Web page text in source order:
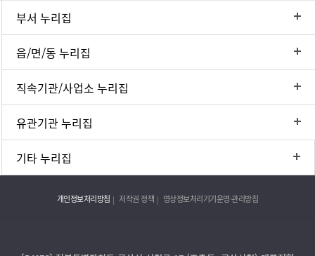
부서 누리집
읍/면/동 누리집
직속기관/사업소 누리집
유관기관 누리집
기타 누리집
개인정보처리방침 저작권 정책 영상정보처리기기운영·관리방침